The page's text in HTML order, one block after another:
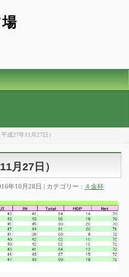
成27年11月27日）
月27日）
年10月28日 カテゴリー : ４金杯